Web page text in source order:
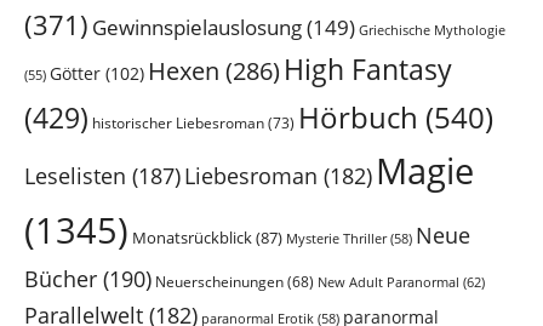
(371) Gewinnspielauslosung(149) Griechische Mythologie
(55) Götter (102) Hexen (286) High Fantasy
(429) historischer Liebesroman(73) Hörbuch (540)
Leselisten (187)Liebesroman (182) Magie
(1345) Monatsrückblick(87) Mysterie Thriller(58) Neue
Bücher (190) Neuerscheinungen(68) New Adult Paranormal (62)
Parallelwelt (182) paranormal Erotik (58) paranormal